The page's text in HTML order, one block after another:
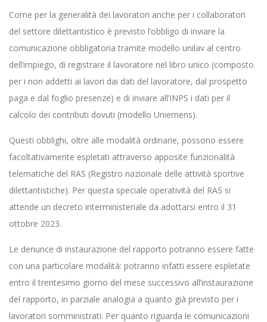
Come per la generalità dei lavoratori anche per i collaboratori
del settore dilettantistico è previsto l’obbligo di inviare la
comunicazione obbligatoria tramite modello unilav al centro
dell’impiego, di registrare il lavoratore nel libro unico (composto
per i non addetti ai lavori dai dati del lavoratore, dal prospetto
paga e dal foglio presenze) e di inviare all’INPS i dati per il
calcolo dei contributi dovuti (modello Uniemens).
Questi obblighi, oltre alle modalità ordinarie, possono essere
facoltativamente espletati attraverso apposite funzionalità
telematiche del RAS (Registro nazionale delle attività sportive
dilettantistiche). Per questa speciale operatività del RAS si
attende un decreto interministeriale da adottarsi entro il 31
ottobre 2023.
Le denunce di instaurazione del rapporto potranno essere fatte
con una particolare modalità: potranno infatti essere espletate
entro il trentesimo giorno del mese successivo all’instaurazione
del rapporto, in parziale analogia a quanto già previsto per i
lavoratori somministrati. Per quanto riguarda le comunicazioni